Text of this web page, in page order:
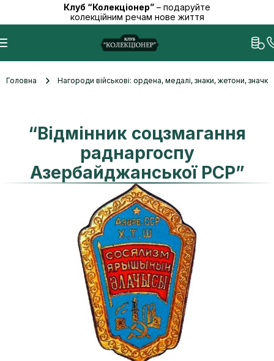
Клуб “Колекціонер” – подаруйте
колекційним речам нове життя
Головна Нагороди військові: ордена, медалі, знаки, жетони,
“Відмінник соцзмагання
раднаргоспу
Азербайджанської РСР”